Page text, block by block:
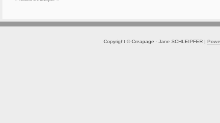
Copyright © Creapage - Jane SCHLEIPFER |